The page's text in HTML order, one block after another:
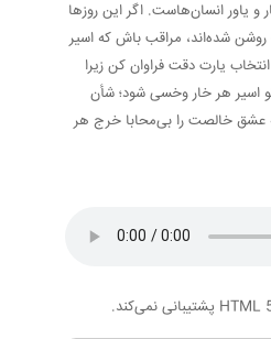
و یاور انسان‌هاست. اگر این روزها
شده‌اند، مراقب باش که اسیر
یارت دقت فراوان کن زیرا
اسیر هر خار وخسی شود؛ شأن
عشق خالصت را بی‌محابا خرج هر